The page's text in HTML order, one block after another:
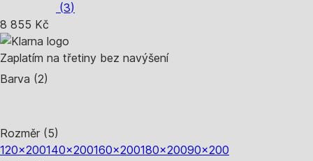
(3)
8 855 Kč
Zaplatím na třetiny bez navýšení
Barva (2)
Rozměr (5)
120x200140x200160x200180x20090x200